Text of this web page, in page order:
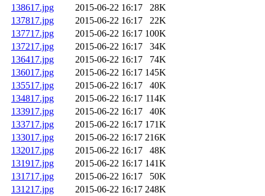
138617.jpg
2015-06-22 16:17
28K
137817.jpg
2015-06-22 16:17
22K
137717.jpg
2015-06-22 16:17 100K
137217.jpg
2015-06-22 16:17
34K
136417.jpg
2015-06-22 16:17
74K
136017.jpg
2015-06-22 16:17 145K
135517.jpg
2015-06-22 16:17
40K
134817.jpg
2015-06-22 16:17 114K
133917.jpg
2015-06-22 16:17
40K
133717.jpg
2015-06-22 16:17 171K
133017.jpg
2015-06-22 16:17 216K
132017.jpg
2015-06-22 16:17
48K
131917.jpg
2015-06-22 16:17 141K
131717.jpg
2015-06-22 16:17
50K
131217.jpg
2015-06-22 16:17 248K